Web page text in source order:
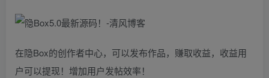
在隐Box的创作者中心，可以发布作品，赚取收益，收益用
户可以提现！增加用户发帖效率！